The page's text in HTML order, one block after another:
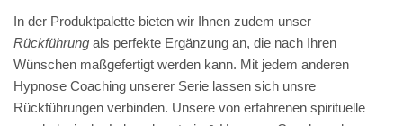
In der Produktpalette bieten wir Ihnen zudem unser
Rückführung als perfekte Ergänzung an, die nach Ihren
Wünschen maßgefertigt werden kann. Mit jedem anderen
Hypnose Coaching unserer Serie lassen sich unsre
Rückführungen verbinden. Unsere von erfahrenen spirituelle